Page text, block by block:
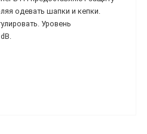
одевать шапки и кепки.
Уровень